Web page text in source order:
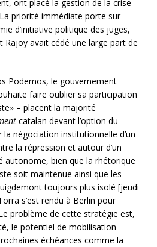
ont placé la gestion de la crise
priorité immédiate porte sur
d’initiative politique des juges,
Rajoy avait cédé une large part de
Podemos, le gouvernement
faire oublier sa participation
– placent la majorité
catalan devant l’option du
négociation institutionnelle d’un
la répression et autour d’un
autonome, bien que la rhétorique
soit maintenue ainsi que les
toujours plus isolé [jeudi
s’est rendu à Berlin pour
problème de cette stratégie est,
le potentiel de mobilisation
échéances comme la